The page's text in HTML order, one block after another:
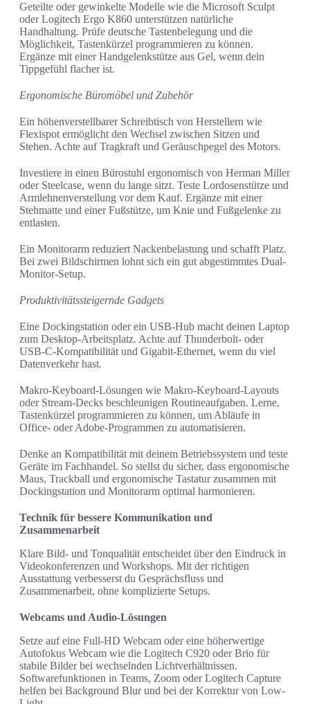
Geteilte oder gewinkelte Modelle wie die Microsoft Sculpt
oder Logitech Ergo K860 unterstützen natürliche
Handhaltung. Prüfe deutsche Tastenbelegung und die
Möglichkeit, Tastenkürzel programmieren zu können.
Ergänze mit einer Handgelenkstütze aus Gel, wenn dein
Tippgefühl flacher ist.
Ergonomische Büromöbel und Zubehör
Ein höhenverstellbarer Schreibtisch von Herstellern wie
Flexispot ermöglicht den Wechsel zwischen Sitzen und
Stehen. Achte auf Tragkraft und Geräuschpegel des Motors.
Investiere in einen Bürostuhl ergonomisch von Herman Miller
oder Steelcase, wenn du lange sitzt. Teste Lordosenstütze und
Armlehnenverstellung vor dem Kauf. Ergänze mit einer
Stehmatte und einer Fußstütze, um Knie und Fußgelenke zu
entlasten.
Ein Monitorarm reduziert Nackenbelastung und schafft Platz.
Bei zwei Bildschirmen lohnt sich ein gut abgestimmtes Dual-
Monitor-Setup.
Produktivitätssteigernde Gadgets
Eine Dockingstation oder ein USB-Hub macht deinen Laptop
zum Desktop-Arbeitsplatz. Achte auf Thunderbolt- oder
USB-C-Kompatibilität und Gigabit-Ethernet, wenn du viel
Datenverkehr hast.
Makro-Keyboard-Lösungen wie Makro-Keyboard-Layouts
oder Stream-Decks beschleunigen Routineaufgaben. Lerne,
Tastenkürzel programmieren zu können, um Abläufe in
Office- oder Adobe-Programmen zu automatisieren.
Denke an Kompatibilität mit deinem Betriebssystem und teste
Geräte im Fachhandel. So stellst du sicher, dass ergonomische
Maus, Trackball und ergonomische Tastatur zusammen mit
Dockingstation und Monitorarm optimal harmonieren.
Technik für bessere Kommunikation und
Zusammenarbeit
Klare Bild- und Tonqualität entscheidet über den Eindruck in
Videokonferenzen und Workshops. Mit der richtigen
Ausstattung verbesserst du Gesprächsfluss und
Zusammenarbeit, ohne komplizierte Setups.
Webcams und Audio-Lösungen
Setze auf eine Full-HD Webcam oder eine höherwertige
Autofokus Webcam wie die Logitech C920 oder Brio für
stabile Bilder bei wechselnden Lichtverhältnissen.
Softwarefunktionen in Teams, Zoom oder Logitech Capture
helfen bei Background Blur und bei der Korrektur von Low-